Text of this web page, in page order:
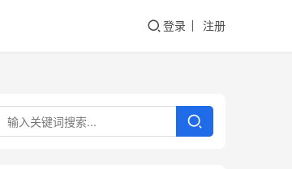
登录 注册